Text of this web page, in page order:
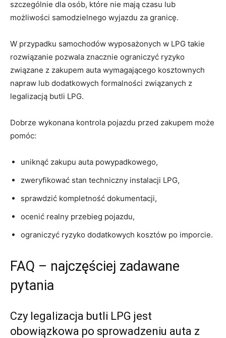
szczególnie dla osób, które nie mają czasu lub
możliwości samodzielnego wyjazdu za granicę.
W przypadku samochodów wyposażonych w LPG takie
rozwiązanie pozwala znacznie ograniczyć ryzyko
związane z zakupem auta wymagającego kosztownych
napraw lub dodatkowych formalności związanych z
legalizacją butli LPG.
Dobrze wykonana kontrola pojazdu przed zakupem może
pomóc:
uniknąć zakupu auta powypadkowego,
zweryfikować stan techniczny instalacji LPG,
sprawdzić kompletność dokumentacji,
ocenić realny przebieg pojazdu,
ograniczyć ryzyko dodatkowych kosztów po imporcie.
FAQ – najczęściej zadawane
pytania
Czy legalizacja butli LPG jest
obowiązkowa po sprowadzeniu auta z